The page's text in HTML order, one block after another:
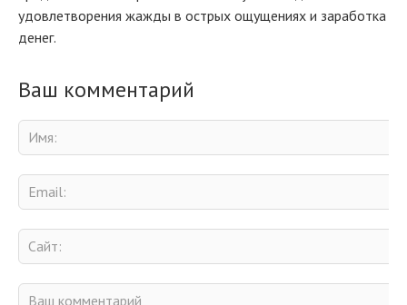
удовлетворения жажды в острых ощущениях и заработка
денег.
Ваш комментарий